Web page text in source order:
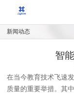
新闻动态
智
在当今教育技术飞速
质量的重要举措。其